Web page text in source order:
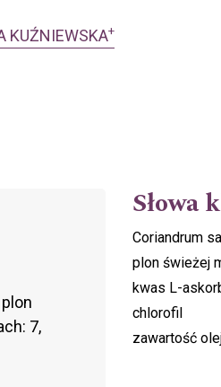
KUŹNIEWSKA+
7,
Słowa
Coriandrum
plon świeżej
kwas L-
chlorofil
zawartość